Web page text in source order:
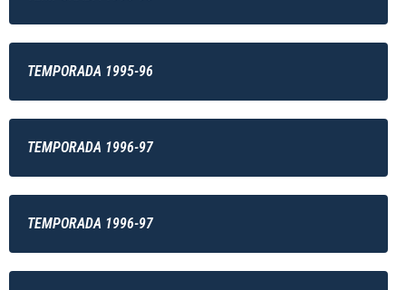
TEMPORADA 1995-96
TEMPORADA 1996-97
TEMPORADA 1996-97